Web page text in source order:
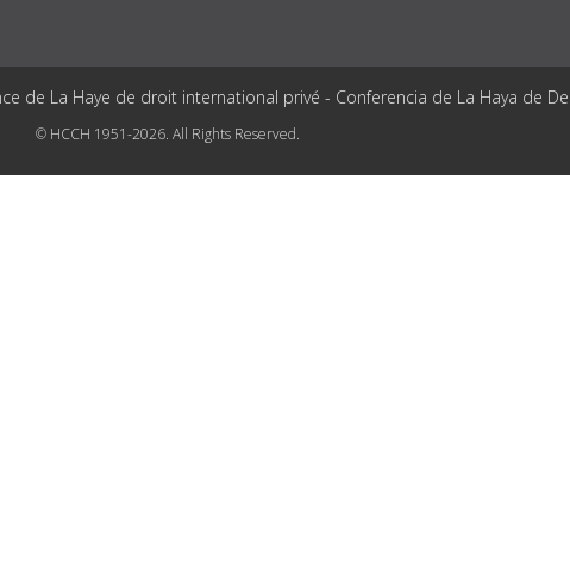
de La Haye de droit international privé - Conferencia de La Haya de
© HCCH 1951-2026. All Rights Reserved.